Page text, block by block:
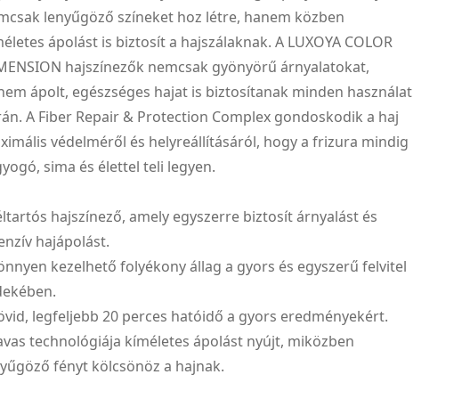
lenyűgöző színeket hoz létre, hanem közben
ápolást is biztosít a hajszálaknak. A LUXOYA COLOR
hajszínezők nemcsak gyönyörű árnyalatokat,
ápolt, egészséges hajat is biztosítanak minden használat
A Fiber Repair & Protection Complex gondoskodik a haj
védelméről és helyreállításáról, hogy a frizura mindig
sima és élettel teli legyen.
hajszínező, amely egyszerre biztosít árnyalást és
hajápolást.
kezelhető folyékony állag a gyors és egyszerű felvitel
legfeljebb 20 perces hatóidő a gyors eredményekért.
technológiája kíméletes ápolást nyújt, miközben
fényt kölcsönöz a hajnak.